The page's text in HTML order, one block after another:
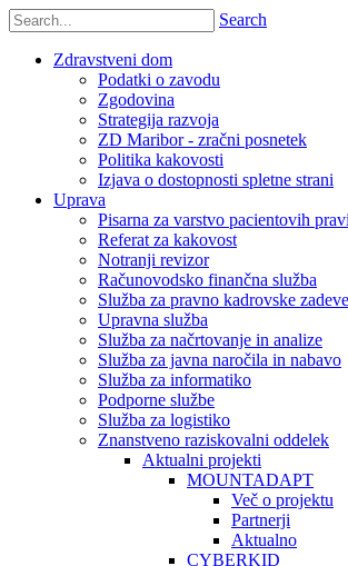
Search
Zdravstveni dom
Podatki o zavodu
Zgodovina
Strategija razvoja
ZD Maribor - zračni posnetek
Politika kakovosti
Izjava o dostopnosti spletne strani
Uprava
Pisarna za varstvo pacientovih
Referat za kakovost
Notranji revizor
Računovodsko finančna služba
Služba za pravno kadrovske zadeve
Upravna služba
Služba za načrtovanje in analize
Služba za javna naročila in nabavo
Služba za informatiko
Podporne službe
Služba za logistiko
Znanstveno raziskovalni oddelek
Aktualni projekti
MOUNTADAPT
Več o projektu
Partnerji
Aktualno
CYBERKID